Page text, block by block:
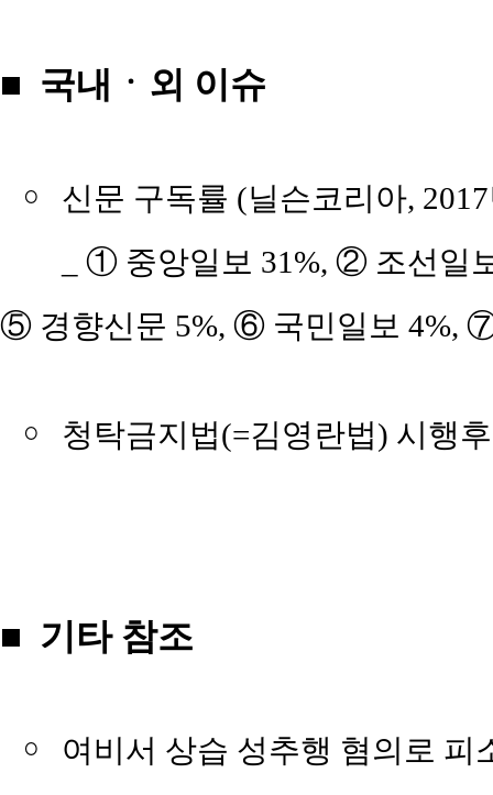
■ 국내ㆍ외 이슈
￮
신문 구독률 (닐슨코리아,
_ ① 중앙일보 31%, ② 조선일
⑤ 경향신문 5%, ⑥ 국민일보 4%,
￮ 청탁금지법(=김영란법) 시행
■ 기타 참조
￮
여비서 상습 성추행 혐의로 피